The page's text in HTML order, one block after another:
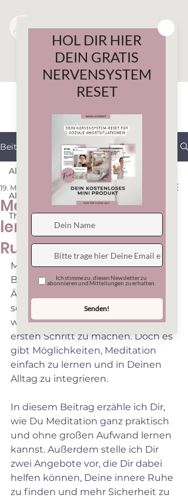
Beitrag
All Posts
Therapiemethoden
All Posts
Meditation einfach
lernen in So findest Du
Ruhe und Sicherheit
19. Mai 3 Min. Lesezeit
Meditation kann ein wertvoller
Begleiter sein, wenn Du mit
Ängsten, Panikattacken oder
sozialer Unsicherheit kämpfst. Ich
weiß, wie schwer es sein kann, den
ersten Schritt zu machen. Doch es
gibt Möglichkeiten, Meditation
einfach zu lernen und in Deinen
Alltag zu integrieren.
In diesem Beitrag erzähle ich Dir,
wie Du Meditation ganz praktisch
und ohne großen Aufwand lernen
kannst. Außerdem stelle ich Dir
zwei Angebote vor, die Dir dabei
helfen können, Deine innere Ruhe
zu finden und mehr Sicherheit zu